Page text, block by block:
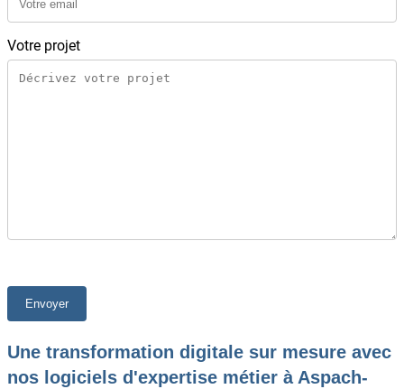
Votre projet
Une transformation digitale sur mesure avec
nos logiciels d'expertise métier à Aspach-